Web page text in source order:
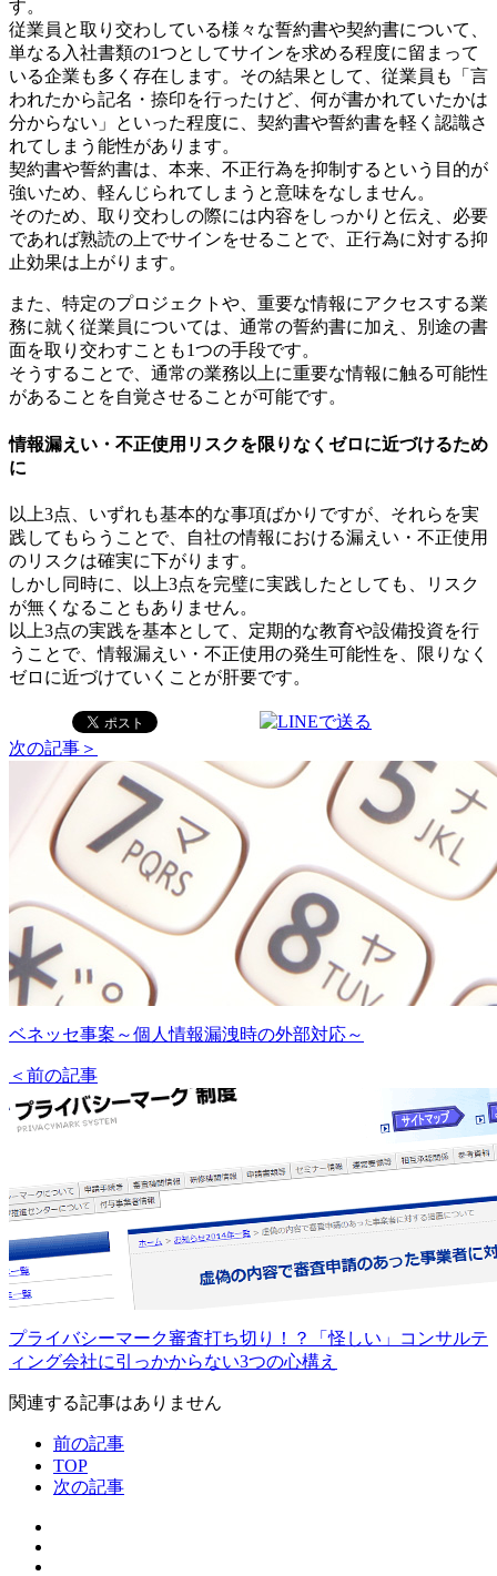
す。
従業員と取り交わしている様々な誓約書や契約書について、
単なる入社書類の1つとしてサインを求める程度に留まって
いる企業も多く存在します。その結果として、従業員も「言
われたから記名・捺印を行ったけど、何が書かれていたかは
分からない」といった程度に、契約書や誓約書を軽く認識さ
れてしまう能性があります。
契約書や誓約書は、本来、不正行為を抑制するという目的が
強いため、軽んじられてしまうと意味をなしません。
そのため、取り交わしの際には内容をしっかりと伝え、必要
であれば熟読の上でサインをせることで、正行為に対する抑
止効果は上がります。
また、特定のプロジェクトや、重要な情報にアクセスする業
務に就く従業員については、通常の誓約書に加え、別途の書
面を取り交わすことも1つの手段です。
そうすることで、通常の業務以上に重要な情報に触る可能性
があることを自覚させることが可能です。
情報漏えい・不正使用リスクを限りなくゼロに近づけるため
に
以上3点、いずれも基本的な事項ばかりですが、それらを実
践してもらうことで、自社の情報における漏えい・不正使用
のリスクは確実に下がります。
しかし同時に、以上3点を完璧に実践したとしても、リスク
が無くなることもありません。
以上3点の実践を基本として、定期的な教育や設備投資を行
うことで、情報漏えい・不正使用の発生可能性を、限りなく
ゼロに近づけていくことが肝要です。
次の記事＞
ベネッセ事案～個人情報漏洩時の外部対応～
＜前の記事
プライバシーマーク審査打ち切り！？「怪しい」コンサルテ
ィング会社に引っかからない3つの心構え
関連する記事はありません
前の記事
TOP
次の記事